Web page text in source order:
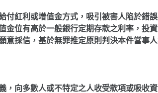
付紅利或增值金方式，吸引被害人陷於錯
金位有高於一般銀行定期存款之利率，投
意採信，基於無罪推定原則判決本件當事人
，向多數人或不特定之人收受款項或吸收